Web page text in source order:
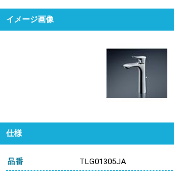
イメージ画像
仕様
TLG01305JA